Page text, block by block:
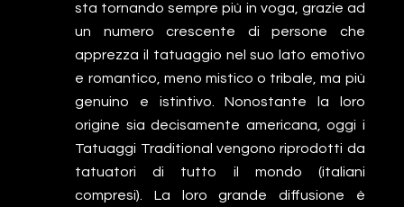
sta tornando sempre più in voga, grazie ad
un numero crescente di persone che
apprezza il tatuaggio nel suo lato emotivo
e romantico, meno mistico o tribale, ma più
genuino e istintivo. Nonostante la loro
origine sia decisamente americana, oggi i
Tatuaggi Traditional vengono riprodotti da
tatuatori di tutto il mondo (italiani
compresi). La loro grande diffusione è